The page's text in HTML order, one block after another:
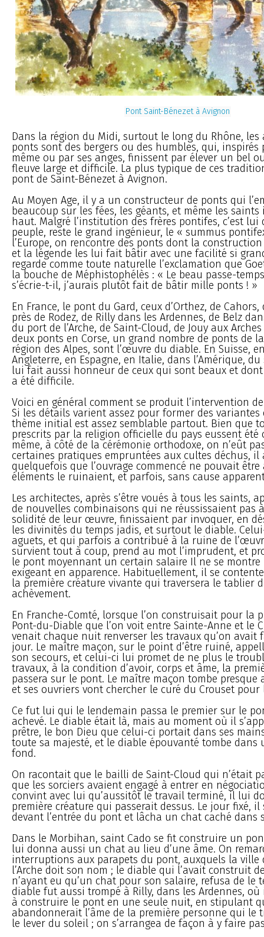
Pont Saint-Bénezet à Avignon
Dans la région du Midi, surtout le long du Rhône, les
ponts sont des bergers ou des humbles, qui,
même ou par ses anges, finissent par élever un bel
fleuve large et difficile. La plus typique de ces
pont de Saint-Bénezet à Avignon.
Au Moyen Age, il y a un constructeur de ponts qui
beaucoup sur les fées, les géants, et même les saints
haut. Malgré l’institution des frères pontifes, c’est
peuple, reste le grand ingénieur, le « summus
l’Europe, on rencontre des ponts dont la
et la légende les lui fait bâtir avec une facilité si
regarde comme toute naturelle l’exclamation que
la bouche de Méphistophélès : « Le beau passe-
s’écrie-t-il, j’aurais plutôt fait de bâtir mille ponts ! »
En France, le pont du Gard, ceux d’Orthez, de
près de Rodez, de Rilly dans les Ardennes, de Belz
du port de l’Arche, de Saint-Cloud, de Jouy aux
deux ponts en Corse, un grand nombre de ponts de
région des Alpes, sont l’œuvre du diable. En Suisse,
Angleterre, en Espagne, en Italie, dans l’Amérique,
lui fait aussi honneur de ceux qui sont beaux et
a été difficile.
Voici en général comment se produit l’intervention
Si les détails varient assez pour former des variantes
thème initial est assez semblable partout. Bien que
prescrits par la religion officielle du pays eussent été
même, à côté de la cérémonie orthodoxe, on n’eût
certaines pratiques empruntées aux cultes déchus,
quelquefois que l’ouvrage commencé ne pouvait être
éléments le ruinaient, et parfois, sans cause
Les architectes, après s’être voués à tous les saints,
de nouvelles combinaisons qui ne réussissaient pas
solidité de leur œuvre, finissaient par invoquer, en
les divinités du temps jadis, et surtout le diable.
aguets, et qui parfois a contribué à la ruine de
survient tout à coup, prend au mot l’imprudent, et
le pont moyennant un certain salaire Il ne se montre
exigeant en apparence. Habituellement, il se
la première créature vivante qui traversera le tablier
achèvement.
En Franche-Comté, lorsque l’on construisait pour la
Pont-du-Diable que l’on voit entre Sainte-Anne et le
venait chaque nuit renverser les travaux qu’on avait
jour. Le maître maçon, sur le point d’être ruiné,
son secours, et celui-ci lui promet de ne plus le
travaux, à la condition d’avoir, corps et âme, la
passera sur le pont. Le maître maçon tombe presque
et ses ouvriers vont chercher le curé du Crouset pour
Ce fut lui qui le lendemain passa le premier sur le
achevé. Le diable était là, mais au moment où il
prêtre, le bon Dieu que celui-ci portait dans ses
toute sa majesté, et le diable épouvanté tombe dans
fond.
On racontait que le bailli de Saint-Cloud qui n’était
que les sorciers avaient engagé à entrer en
convint avec lui qu’aussitôt le travail terminé, il lui
première créature qui passerait dessus. Le jour fixé, il
devant l’entrée du pont et lâcha un chat caché dans
Dans le Morbihan, saint Cado se fit construire un
lui donna aussi un chat au lieu d’une âme. On
interruptions aux parapets du pont, auxquels la ville
l’Arche doit son nom ; le diable qui l’avait construit
n’ayant eu qu’un chat pour son salaire, refusa de le
diable fut aussi trompé à Rilly, dans les Ardennes, où
à construire le pont en une seule nuit, en stipulant
abandonnerait l’âme de la première personne qui le
le lever du soleil ; on s’arrangea de façon à y faire